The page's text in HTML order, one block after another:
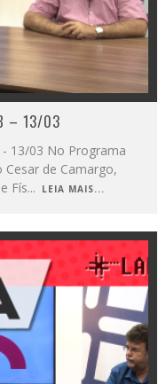
– 13/03
13/03 No Programa
de Camargo,
Fís... LEIA MAIS...